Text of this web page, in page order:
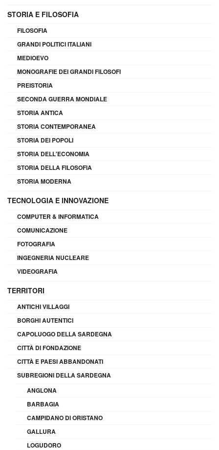
STORIA E FILOSOFIA
FILOSOFIA
GRANDI POLITICI ITALIANI
MEDIOEVO
MONOGRAFIE DEI GRANDI FILOSOFI
PREISTORIA
SECONDA GUERRA MONDIALE
STORIA ANTICA
STORIA CONTEMPORANEA
STORIA DEI POPOLI
STORIA DELL'ECONOMIA
STORIA DELLA FILOSOFIA
STORIA MODERNA
TECNOLOGIA E INNOVAZIONE
COMPUTER & INFORMATICA
COMUNICAZIONE
FOTOGRAFIA
INGEGNERIA NUCLEARE
VIDEOGRAFIA
TERRITORI
ANTICHI VILLAGGI
BORGHI AUTENTICI
CAPOLUOGO DELLA SARDEGNA
CITTÀ DI FONDAZIONE
CITTÀ E PAESI ABBANDONATI
SUBREGIONI DELLA SARDEGNA
ANGLONA
BARBAGIA
CAMPIDANO DI ORISTANO
GALLURA
LOGUDORO